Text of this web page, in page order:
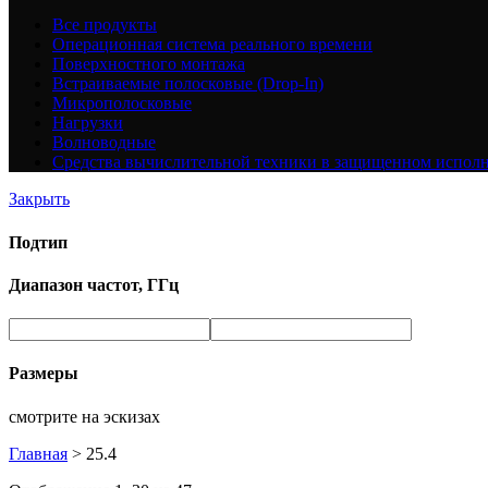
Все продукты
Операционная система реального времени
Поверхностного монтажа
Встраиваемые полосковые (Drop-In)
Микрополосковые
Нагрузки
Волноводные
Средства вычислительной техники в защищенном
Закрыть
Подтип
Диапазон частот, ГГц
Размеры
смотрите на эскизах
Главная > 25.4